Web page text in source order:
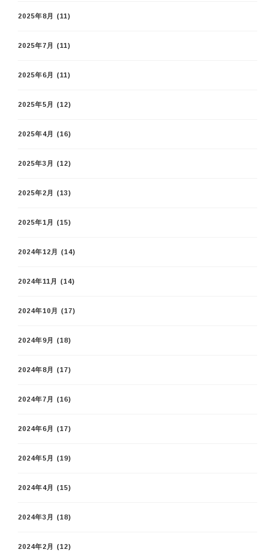
2025年8月 (11)
2025年7月 (11)
2025年6月 (11)
2025年5月 (12)
2025年4月 (16)
2025年3月 (12)
2025年2月 (13)
2025年1月 (15)
2024年12月 (14)
2024年11月 (14)
2024年10月 (17)
2024年9月 (18)
2024年8月 (17)
2024年7月 (16)
2024年6月 (17)
2024年5月 (19)
2024年4月 (15)
2024年3月 (18)
2024年2月 (12)